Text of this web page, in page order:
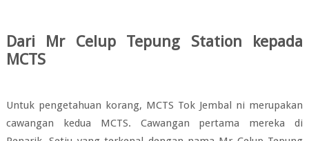
Dari Mr Celup Tepung Station kepada
MCTS
Untuk pengetahuan korang, MCTS Tok Jembal ni merupakan
cawangan kedua MCTS. Cawangan pertama mereka di